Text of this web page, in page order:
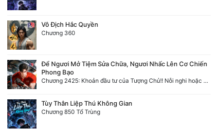
Vô Địch Hắc Quyền
Chương 360
Để Ngươi Mở Tiệm Sửa Chữa, Ngươi Nhấc Lên Cơ Chiến
Phong Bạo
Chương 2425: Khoản đầu tư của Tượng Chủ!! Nỗi nghi hoặc của Tô Bạch!
Tùy Thân Liệp Thú Không Gian
Chương 850 Tổ Trùng